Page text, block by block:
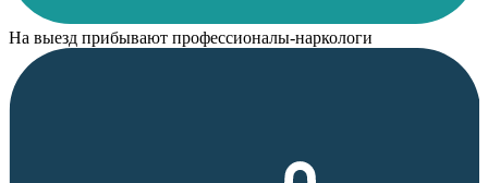
На выезд прибывают профессионалы-наркологи